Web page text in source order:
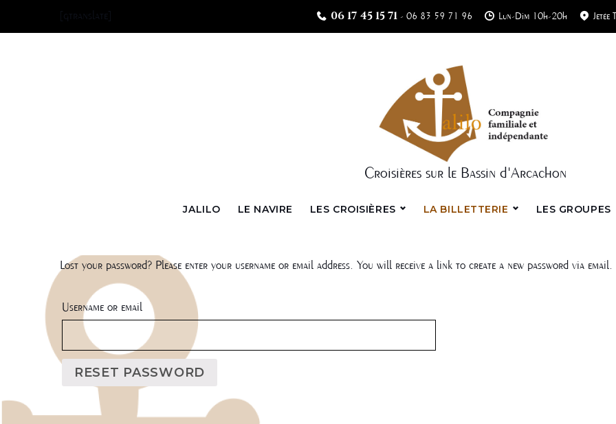
[gtranslate] 06 17 45 15 71- 06 83 59 71 96 Lun-Dim 10h-20h Jetée
Croisières sur le Bassin d'Arcachon
JALILO LE NAVIRE LES CROISIÈRES LA BILLETTERIE LES GROUPES
MON
COMPTE
Lost your password? Please enter your username or email address. You will receive a link to create a new password via email.
Username or email
RESET PASSWORD